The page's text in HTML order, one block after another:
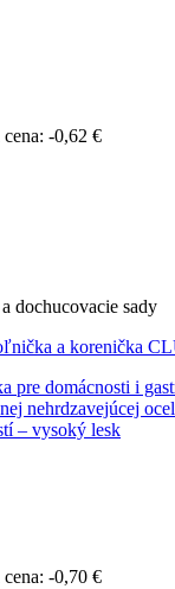
-0,62 €
dochucovacie sady
a korenička
pre domácnosti i
nehrdzavejúcej
– vysoký lesk
-0,70 €